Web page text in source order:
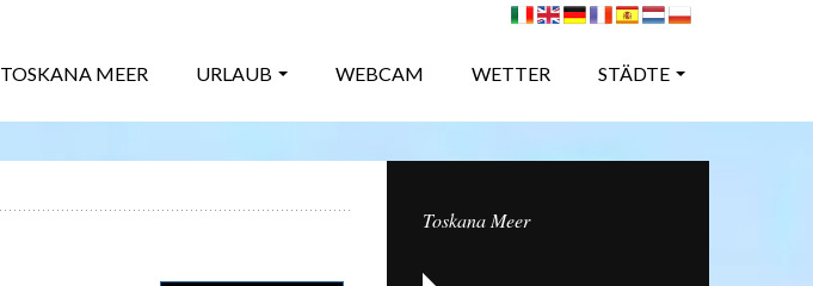
TOSKANA MEER URLAUB WEBCAM WETTER STÄDTE
Toskana Meer